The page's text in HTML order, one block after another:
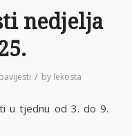
nedjelja
/ by lekosta
u tjednu od 3. do 9.